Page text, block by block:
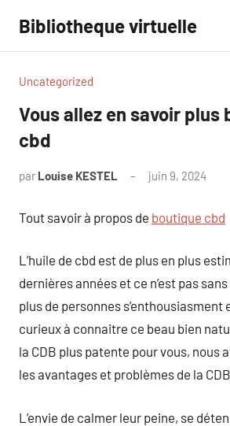
contenu
Bibliotheque virtuelle
Uncategorized
Vous allez en savoir plus
cbd
par Louise KESTEL juin 9, 2024
Tout savoir à propos de boutique cbd
L’huile de cbd est de plus en plus
dernières années et ce n’est pas
plus de personnes s’enthousiasment
curieux à connaitre ce beau bien
la CDB plus patente pour vous, nous
les avantages et problèmes de la
L’envie de calmer leur peine, se